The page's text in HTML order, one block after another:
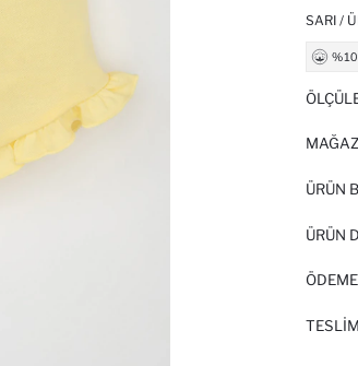
SARI /
ÜRÜN
ÜRÜN